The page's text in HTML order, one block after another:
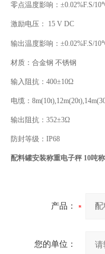
零点温度影响：±0.02%F.S/
激励电压： 15 V DC
输出温度影响：±0.02%F.S/
材质：合金钢 不锈钢
输入阻抗：400±10Ω
电缆：
输出阻抗：352±3Ω
防封等级：IP68
配料罐安装称重电子秤 10吨
产品：
您的单位：